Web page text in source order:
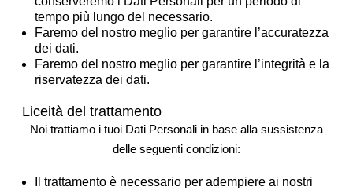
tempo più lungo del necessario.
Faremo del nostro meglio per garantire l’accuratezza
dei dati.
Faremo del nostro meglio per garantire l’integrità e la
riservatezza dei dati.
Liceità del trattamento
Noi trattiamo i tuoi Dati Personali in base alla sussistenza
delle seguenti condizioni:
Il trattamento è necessario per adempiere ai nostri